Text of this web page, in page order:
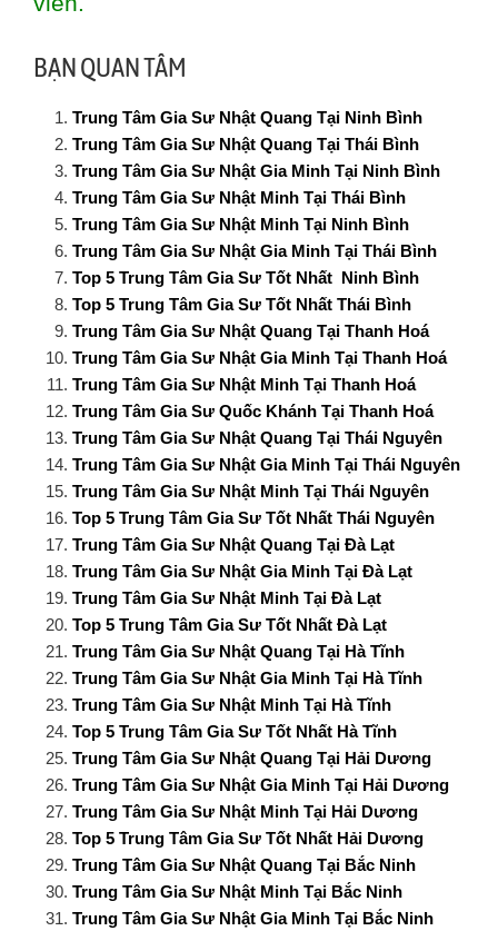
BẠN QUAN TÂM
Trung Tâm Gia Sư Nhật Quang Tại Ninh Bình
Trung Tâm Gia Sư Nhật Quang Tại Thái Bình
Trung Tâm Gia Sư Nhật Gia Minh Tại Ninh Bình
Trung Tâm Gia Sư Nhật Minh Tại Thái Bình
Trung Tâm Gia Sư Nhật Minh Tại Ninh Bình
Trung Tâm Gia Sư Nhật Gia Minh Tại Thái Bình
Top 5 Trung Tâm Gia Sư Tốt Nhất Ninh Bình
Top 5 Trung Tâm Gia Sư Tốt Nhất Thái Bình
Trung Tâm Gia Sư Nhật Quang Tại Thanh Hoá
Trung Tâm Gia Sư Nhật Gia Minh Tại Thanh Hoá
Trung Tâm Gia Sư Nhật Minh Tại Thanh Hoá
Trung Tâm Gia Sư Quốc Khánh Tại Thanh Hoá
Trung Tâm Gia Sư Nhật Quang Tại Thái Nguyên
Trung Tâm Gia Sư Nhật Gia Minh Tại Thái Nguyên
Trung Tâm Gia Sư Nhật Minh Tại Thái Nguyên
Top 5 Trung Tâm Gia Sư Tốt Nhất Thái Nguyên
Trung Tâm Gia Sư Nhật Quang Tại Đà Lạt
Trung Tâm Gia Sư Nhật Gia Minh Tại Đà Lạt
Trung Tâm Gia Sư Nhật Minh Tại Đà Lạt
Top 5 Trung Tâm Gia Sư Tốt Nhất Đà Lạt
Trung Tâm Gia Sư Nhật Quang Tại Hà Tĩnh
Trung Tâm Gia Sư Nhật Gia Minh Tại Hà Tĩnh
Trung Tâm Gia Sư Nhật Minh Tại Hà Tĩnh
Top 5 Trung Tâm Gia Sư Tốt Nhất Hà Tĩnh
Trung Tâm Gia Sư Nhật Quang Tại Hải Dương
Trung Tâm Gia Sư Nhật Gia Minh Tại Hải Dương
Trung Tâm Gia Sư Nhật Minh Tại Hải Dương
Top 5 Trung Tâm Gia Sư Tốt Nhất Hải Dương
Trung Tâm Gia Sư Nhật Quang Tại Bắc Ninh
Trung Tâm Gia Sư Nhật Minh Tại Bắc Ninh
Trung Tâm Gia Sư Nhật Gia Minh Tại Bắc Ninh